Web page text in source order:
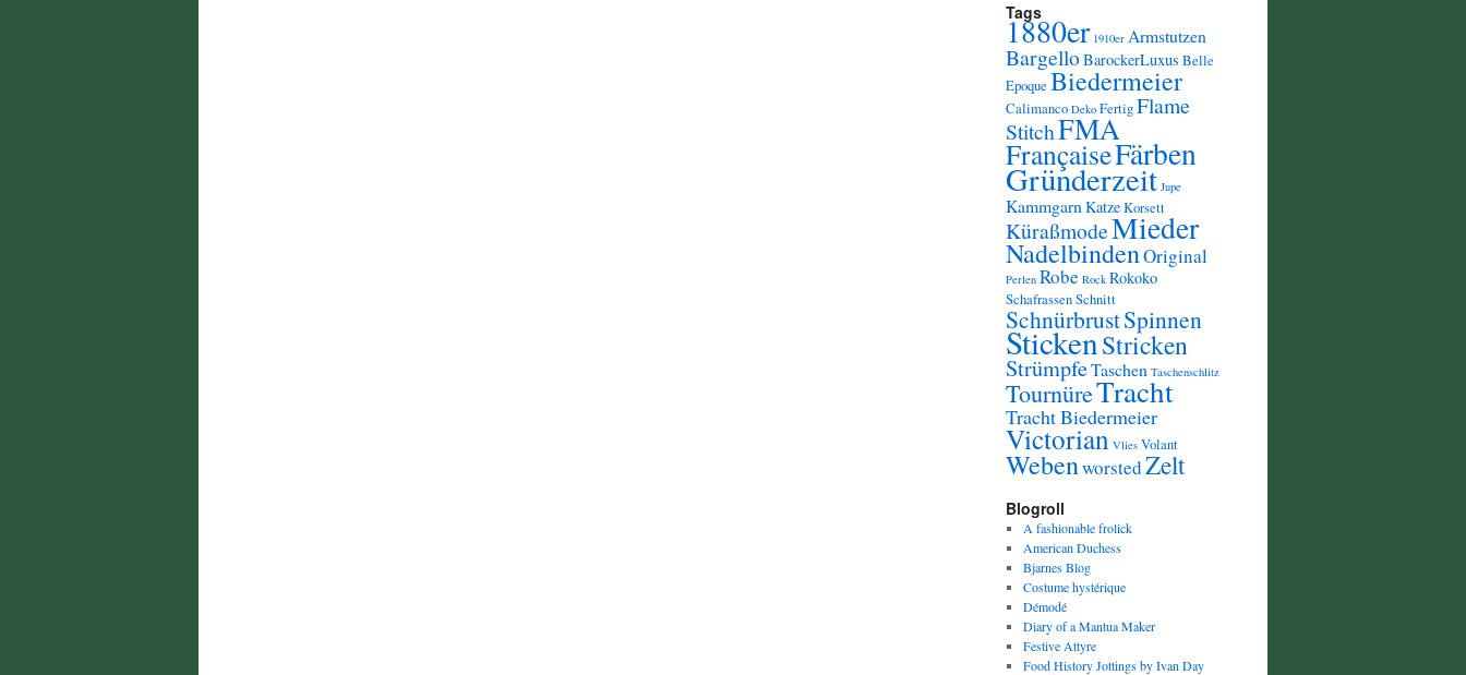
Tags
1880er 1910er Armstutzen
BargelloBarockerLuxus Belle
Epoque Biedermeier
Calimanco Deko FertigFlame
StitchFMA
FrançaiseFärben
Gründerzeit Jupe
Kammgarn KatzeKorsett
KüraßmodeMieder
NadelbindenOriginal
Perlen Robe Rock Rokoko
SchafrassenSchnitt
SchnürbrustSpinnen
StickenStricken
StrümpfeTaschen Taschenschlitz
TournüreTracht
Tracht Biedermeier
Victorian Vlies Volant
WebenworstedZelt
Blogroll
A fashionable frolick
American Duchess
Bjarnes Blog
Costume hystérique
Démodé
Diary of a Mantua Maker
Festive Attyre
Food History Jottings by Ivan Day